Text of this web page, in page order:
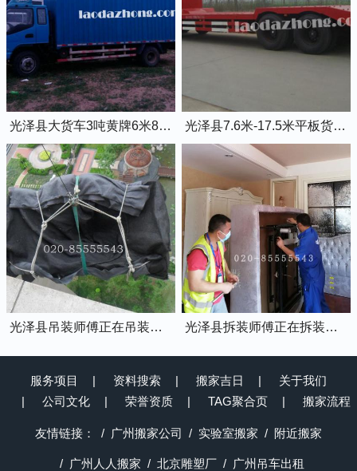
光泽县大货车3吨黄牌6米8的厢式货车 光泽县7.6米-17.5米平板货车出租
光泽县吊装师傅正在吊装物品上楼 光泽县拆装师傅正在拆装家具
服务项目 资料搜索 搬家吉日
关于我们
公司文化
荣誉资质 TAG聚合页 搬家流程
友情链接： 广州搬家公司 实验室搬家 附近搬家
广州人人搬家 北京雕塑厂 广州吊车出租